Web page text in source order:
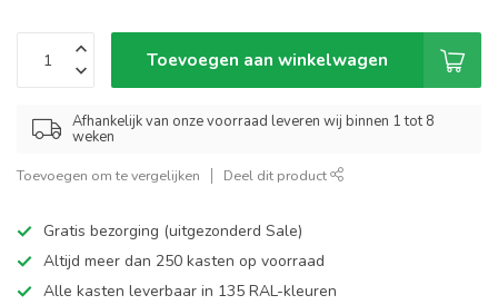
Toevoegen aan winkelwagen
Afhankelijk van onze voorraad leveren wij binnen 1 tot 8
weken
Toevoegen om te vergelijken Deel dit product
Gratis bezorging (uitgezonderd Sale)
Altijd meer dan 250 kasten op voorraad
Alle kasten leverbaar in 135 RAL-kleuren